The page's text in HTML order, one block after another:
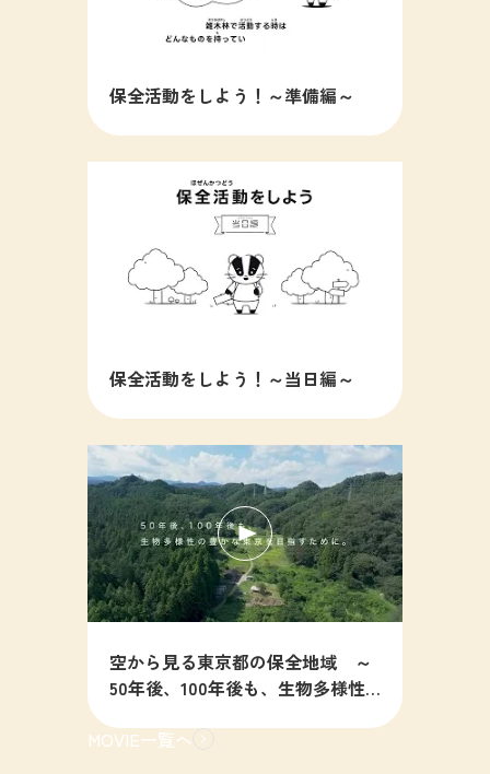
保全活動をしよう！～準備編～
保全活動をしよう！～当日編～
空から見る東京都の保全地域 ～
50年後、100年後も、生物多様性
MOVIE一覧へ